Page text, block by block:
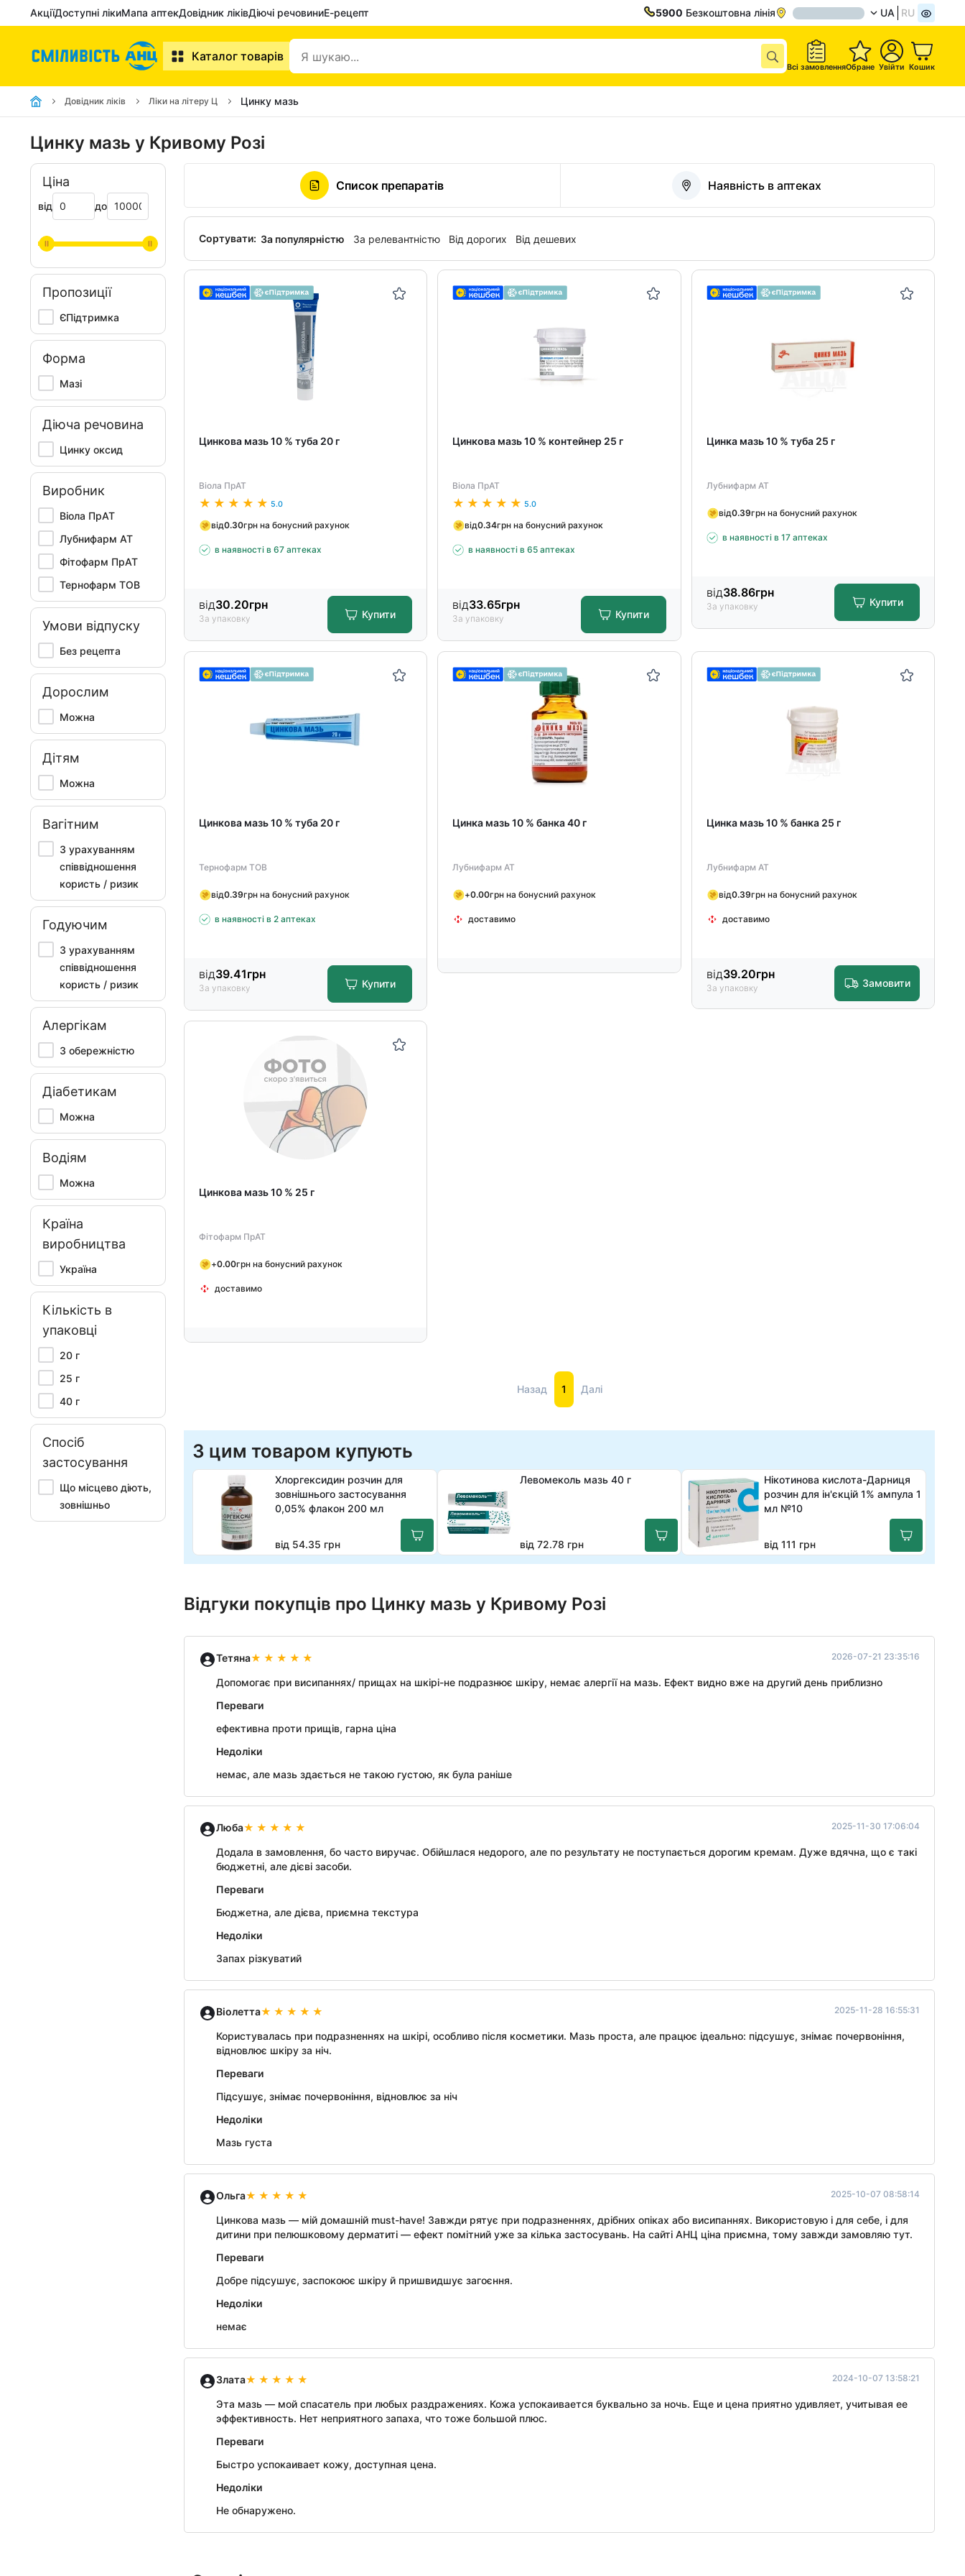
АкціїДоступні лікиМапа аптекДовідник ліківДіючі речовиниЕ-рецепт 5900 Безкоштовна лінія UA RU
Каталог товарів
Всі замовленняОбране Увійти Кошик
Довідник ліків Ліки на літеру Ц Цинку мазь
Цинку мазь у Кривому Розі
Ціна
від до
Пропозиції
ЄПідтримка
Форма
Мазі
Діюча речовина
Цинку оксид
Виробник
Віола ПрАТ
Лубнифарм АТ
Фітофарм ПрАТ
Тернофарм ТОВ
Умови відпуску
Без рецепта
Дорослим
Можна
Дітям
Можна
Вагітним
З урахуванням
співвідношення
користь / ризик
Годуючим
З урахуванням
співвідношення
користь / ризик
Алергікам
З обережністю
Діабетикам
Можна
Водіям
Можна
Країна
виробництва
Україна
Кількість в
упаковці
20 г
25 г
40 г
Спосіб
застосування
Що місцево діють,
зовнішньо
Список препаратів Наявність в аптеках
Сортувати: За популярністю За релевантністю Від дорогих Від дешевих
Цинкова мазь 10 % туба 20 г
Віола ПрАТ
5.0
від0.30грн на бонусний рахунок
в наявності в 67 аптеках
від30.20грн
За упаковку Купити
Цинкова мазь 10 % контейнер 25 г
Віола ПрАТ
5.0
від0.34грн на бонусний рахунок
в наявності в 65 аптеках
від33.65грн
За упаковку Купити
Цинка мазь 10 % туба 25 г
Лубнифарм АТ
від0.39грн на бонусний рахунок
в наявності в 17 аптеках
від38.86грн
За упаковку Купити
Цинкова мазь 10 % туба 20 г
Тернофарм ТОВ
від0.39грн на бонусний рахунок
в наявності в 2 аптеках
від39.41грн
За упаковку Купити
Цинка мазь 10 % банка 40 г
Лубнифарм АТ
+0.00грн на бонусний рахунок
доставимо
Цинка мазь 10 % банка 25 г
Лубнифарм АТ
від0.39грн на бонусний рахунок
доставимо
від39.20грн
За упаковку Замовити
Цинкова мазь 10 % 25 г
Фітофарм ПрАТ
+0.00грн на бонусний рахунок
доставимо
Назад 1 Далі
З цим товаром купують
Хлоргексидин розчин для
зовнішнього застосування
0,05% флакон 200 мл
від 54.35 грн
Левомеколь мазь 40 г
від 72.78 грн
Нікотинова кислота-Дарниця
розчин для ін'єкцій 1% ампула 1
мл №10
від 111 грн
Відгуки покупців про Цинку мазь у Кривому Розі
Тетяна 2026-07-21 23:35:16
Допомогає при висипаннях/ прищах на шкірі-не подразнює шкіру, немає алергії на мазь. Ефект видно вже на другий день приблизно
Переваги
ефективна проти прищів, гарна ціна
Недоліки
немає, але мазь здається не такою густою, як була раніше
Люба 2025-11-30 17:06:04
Додала в замовлення, бо часто виручає. Обійшлася недорого, але по результату не поступається дорогим кремам. Дуже вдячна, що є такі
бюджетні, але дієві засоби.
Переваги
Бюджетна, але дієва, приємна текстура
Недоліки
Запах різкуватий
Віолетта 2025-11-28 16:55:31
Користувалась при подразненнях на шкірі, особливо після косметики. Мазь проста, але працює ідеально: підсушує, знімає почервоніння,
відновлює шкіру за ніч.
Переваги
Підсушує, знімає почервоніння, відновлює за ніч
Недоліки
Мазь густа
Ольга 2025-10-07 08:58:14
Цинкова мазь — мій домашній must-have! Завжди рятує при подразненнях, дрібних опіках або висипаннях. Використовую і для себе, і для
дитини при пелюшковому дерматиті — ефект помітний уже за кілька застосувань. На сайті АНЦ ціна приємна, тому завжди замовляю тут.
Переваги
Добре підсушує, заспокоює шкіру й пришвидшує загоєння.
Недоліки
немає
Злата 2024-10-07 13:58:21
Эта мазь — мой спасатель при любых раздражениях. Кожа успокаивается буквально за ночь. Еще и цена приятно удивляет, учитывая ее
эффективность. Нет неприятного запаха, что тоже большой плюс.
Переваги
Быстро успокаивает кожу, доступная цена.
Недоліки
Не обнаружено.